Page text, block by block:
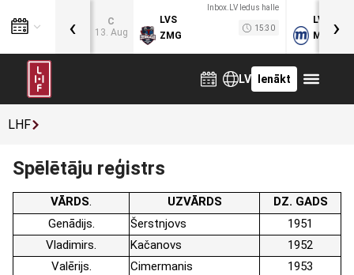
C
13. Aug
Inbox.LV ledus halle
LVS
ZMG
15:30
LVB
MOG
‹ ›
LV Ienākt
LHF
Spēlētāju reģistrs
VĀRDS UZVĀRDS
DZ. GADS
Genādijs
Šerstnjovs
1951
Vladimirs
Kačanovs
1952
Valērijs
Cimermanis
1953